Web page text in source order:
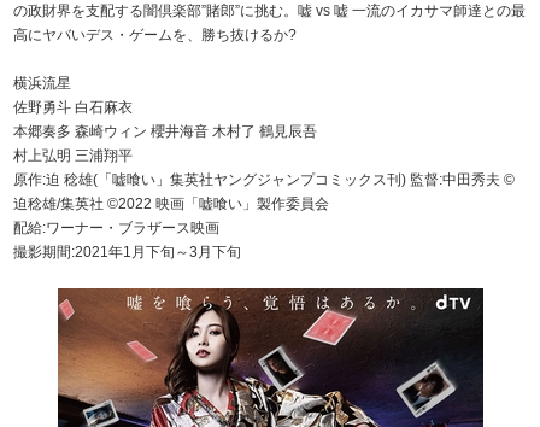
の政財界を支配する闇倶楽部”賭郎”に挑む。嘘 vs 嘘 一流のイカサマ師達との最
高にヤバいデス・ゲームを、勝ち抜けるか?
横浜流星
佐野勇斗 白石麻衣
本郷奏多 森崎ウィン 櫻井海音 木村了 鶴見辰吾
村上弘明 三浦翔平
原作:迫 稔雄(「嘘喰い」集英社ヤングジャンプコミックス刊) 監督:中田秀夫 ©
迫稔雄/集英社 ©2022 映画「嘘喰い」製作委員会
配給:ワーナー・ブラザース映画
撮影期間:2021年1月下旬～3月下旬